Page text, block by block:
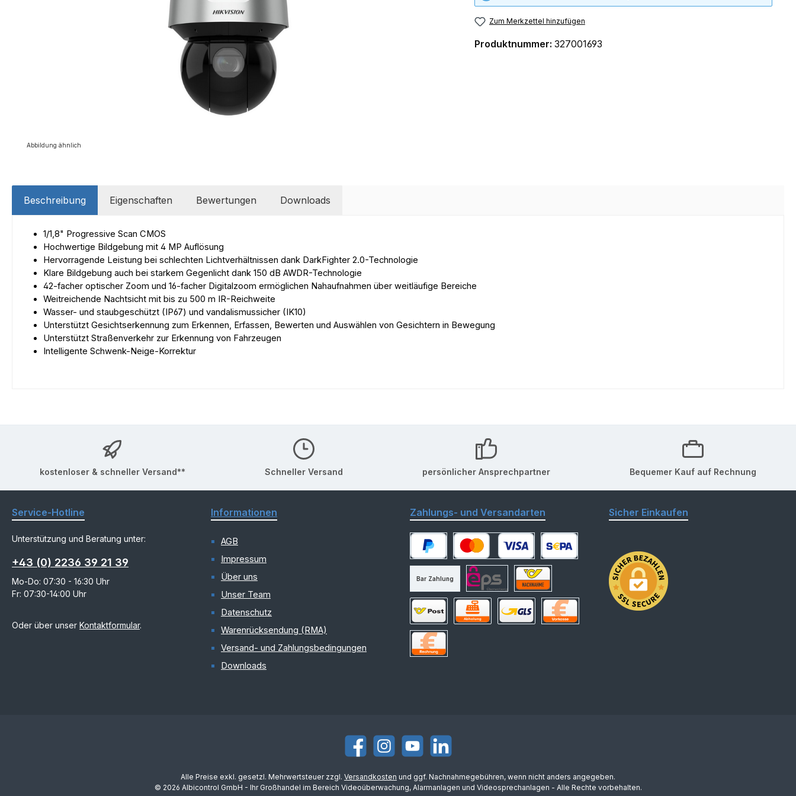
Abbildung ähnlich
Zum Merkzettel hinzufügen
Produktnummer: 327001693
Beschreibung Eigenschaften Bewertungen Downloads
1/1,8" Progressive Scan CMOS
Hochwertige Bildgebung mit 4 MP Auflösung
Hervorragende Leistung bei schlechten Lichtverhältnissen dank DarkFighter 2.0-Technologie
Klare Bildgebung auch bei starkem Gegenlicht dank 150 dB AWDR-Technologie
42-facher optischer Zoom und 16-facher Digitalzoom ermöglichen Nahaufnahmen über weitläufige Bereiche
Weitreichende Nachtsicht mit bis zu 500 m IR-Reichweite
Wasser- und staubgeschützt (IP67) und vandalismussicher (IK10)
Unterstützt Gesichtserkennung zum Erkennen, Erfassen, Bewerten und Auswählen von Gesichtern in Bewegung
Unterstützt Straßenverkehr zur Erkennung von Fahrzeugen
Intelligente Schwenk-Neige-Korrektur
kostenloser & schneller Versand** Schneller Versand persönlicher Ansprechpartner Bequemer Kauf auf Rechnung
Service-Hotline
Unterstützung und Beratung unter:
+43 (0) 2236 39 21 39
Mo-Do: 07:30 - 16:30 Uhr
Fr: 07:30-14:00 Uhr
Oder über unser Kontaktformular.
Informationen
AGB
Impressum
Über uns
Unser Team
Datenschutz
Warenrücksendung (RMA)
Versand- und Zahlungsbedingungen
Downloads
Zahlungs- und Versandarten
PayPal Kredit- oder DebitkarteSEPA Lastschrift
Bar Zahlung
eps Nachnahme
Versand Österreich
Sicher Einkaufen
FacebookInstagramYouTubeLinkedIn
Alle Preise exkl. gesetzl. Mehrwertsteuer zzgl. Versandkosten und ggf. Nachnahmegebühren, wenn nicht anders angegeben.
© 2026 Albicontrol GmbH - Ihr Großhandel im Bereich Videoüberwachung, Alarmanlagen und Videosprechanlagen - Alle Rechte vorbehalten.